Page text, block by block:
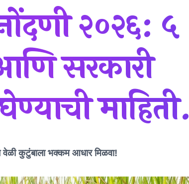
२०२६: ५
सरकारी
माहिती.
कुटुंबाला भक्कम आधार मिळवा!